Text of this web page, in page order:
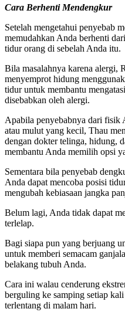
Cara Berhenti Mendengkur
Setelah mengetahui penyebab
memudahkan Anda berhenti
tidur orang di sebelah Anda itu.
Bila masalahnya karena alergi,
menyemprot hidung
tidur untuk membantu
disebabkan oleh alergi.
Apabila penyebabnya dari fisik
atau mulut yang kecil, Thau
dengan dokter telinga, hidung,
membantu Anda memilih opsi
Sementara bila penyebab
Anda dapat mencoba posisi
mengubah kebiasaan jangka
Belum lagi, Anda tidak dapat
terlelap.
Bagi siapa pun yang berjuang
untuk memberi semacam
belakang tubuh Anda.
Cara ini walau cenderung
berguling ke samping setiap
terlentang di malam hari.